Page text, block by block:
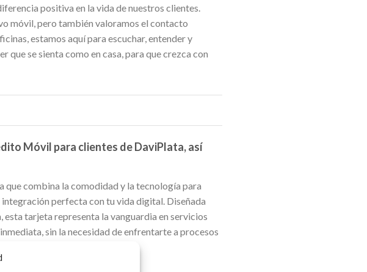
positiva en la vida de nuestros clientes.
móvil, pero también valoramos el contacto
estamos aquí para escuchar, entender y
que se sienta como en casa, para que crezca con
Móvil para clientes de DaviPlata, así
combina la comodidad y la tecnología para
perfecta con tu vida digital. Diseñada
tarjeta representa la vanguardia en servicios
sin la necesidad de enfrentarte a procesos